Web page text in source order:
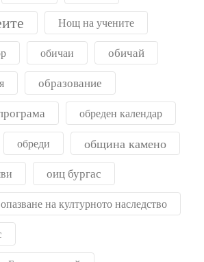
Нощ на учените
обичаи обичай
образование
обреден календар
обреди
община камено
оиц бургас
опазване на културното наследство